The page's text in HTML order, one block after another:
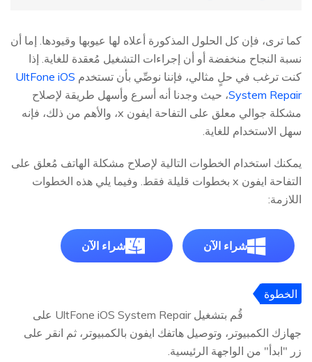
كما ترى، فإن كل الحلول المذكورة أعلاه لها عيوبها وقيودها. إما أن
نسبة النجاح منخفضة أو أن إجراءات التشغيل مُعقدة للغاية. إذا
كنت ترغب في حلٍ مثالي، فإننا نوصِّي بأن تستخدم UltFone iOS
System Repair، حيث وجدنا أنه أسرع وأسهل طريقة لإصلاح
مشكلة جوالي معلق على التفاحة ايفون x، والأهم من ذلك، فإنه
سهل الاستخدام للغاية.
يمكنك استخدام الخطوات التالية لإصلاح مشكلة الهاتف مُعلق على
التفاحة ايفون x بخطوات قليلة فقط. وفيما يلي هذه الخطوات
اللازمة:
شراء الآن شراء الآن
الخطوة
قُم بتشغيل UltFone iOS System Repair على
جهازك الكمبيوتر، وتوصيل هاتفك ايفون بالكمبيوتر، ثم انقر على
زر "ابدأ" من الواجهة الرئيسية.